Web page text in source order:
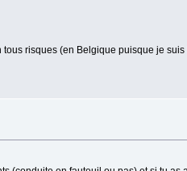
risques (en Belgique puisque je